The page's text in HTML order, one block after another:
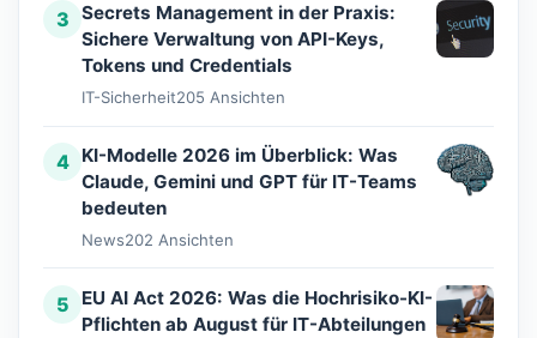
3 Secrets Management in der Praxis:
Sichere Verwaltung von API-Keys,
Tokens und Credentials
IT-Sicherheit205 Ansichten
4
KI-Modelle 2026 im Überblick: Was
Claude, Gemini und GPT für IT-Teams
bedeuten
News202 Ansichten
5
EU AI Act 2026: Was die Hochrisiko-KI-
Pflichten ab August für IT-Abteilungen